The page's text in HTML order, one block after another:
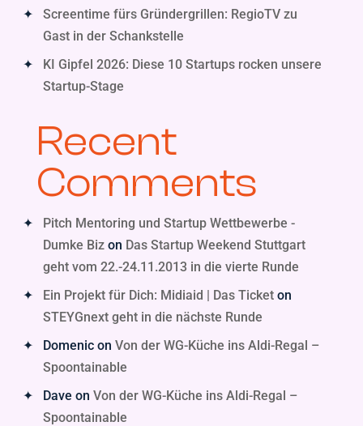
Screentime fürs Gründergrillen: RegioTV zu
Gast in der Schankstelle
KI Gipfel 2026: Diese 10 Startups rocken unsere
Startup-Stage
Recent
Comments
Pitch Mentoring und Startup Wettbewerbe -
Dumke Bizon Das Startup Weekend Stuttgart
geht vom 22.-24.11.2013 in die vierte Runde
Ein Projekt für Dich: Midiaid | Das Ticketon
STEYGnext geht in die nächste Runde
Domenicon Von der WG-Küche ins Aldi-Regal –
Spoontainable
Dave on Von der WG-Küche ins Aldi-Regal –
Spoontainable